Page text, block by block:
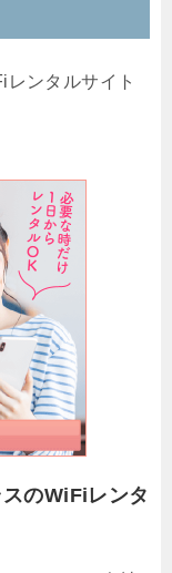
ンタルサイト
のWiFiレンタ